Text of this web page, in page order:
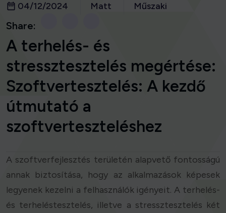
04/12/2024 Matt Műszaki
Share:
A terhelés- és
stressztesztelés megértése:
Szoftvertesztelés: A kezdő
útmutató a
szoftverteszteléshez
A szoftverfejlesztés területén alapvető fontosságú
annak biztosítása, hogy az alkalmazások képesek
legyenek kezelni a felhasználók igényeit. A terhelés-
és terheléstesztelés, illetve a stressztesztelés két